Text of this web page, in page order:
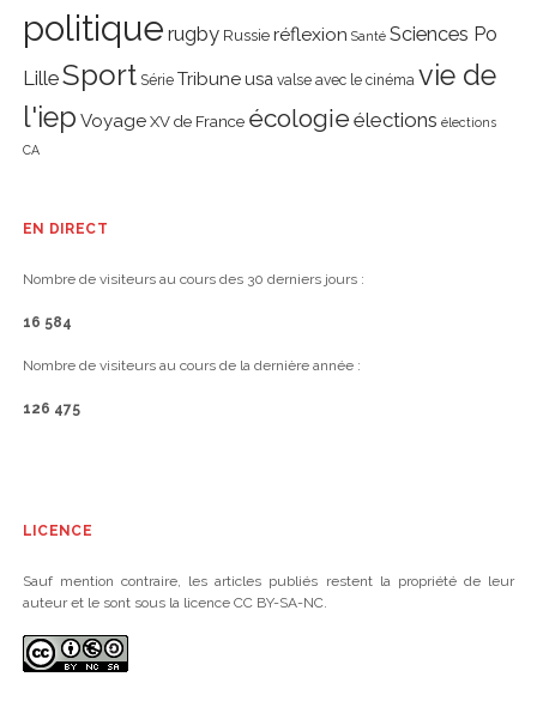
politique rugby Russie réflexion Santé Sciences Po
LilleSport Série Tribune usa valse avec le cinéma vie de
l'iep Voyage XV de France écologie élections élections
CA
EN DIRECT
Nombre de visiteurs au cours des 30 derniers jours :
16 584
Nombre de visiteurs au cours de la dernière année :
126 475
LICENCE
Sauf mention contraire, les articles publiés restent la propriété de leur
auteur et le sont sous la licence CC BY-SA-NC.